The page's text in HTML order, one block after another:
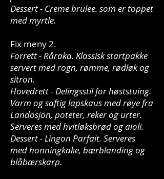
Dessert - Creme brulee. som er toppet
med myrtle.
Fix meny 2.
Forrett - Råraka. Klassisk startpakke
servert med rogn, rømme, rødløk og
sitron.
Hovedrett - Delingsstil for høststuing.
Varm og saftig lapskaus med røye fra
Landösjön, poteter, reker og urter.
Serveres med hvitløksbrød og aioli.
Dessert - Lingon Parfait. Serveres
med honningkake, bærblanding og
blåbærskarp.